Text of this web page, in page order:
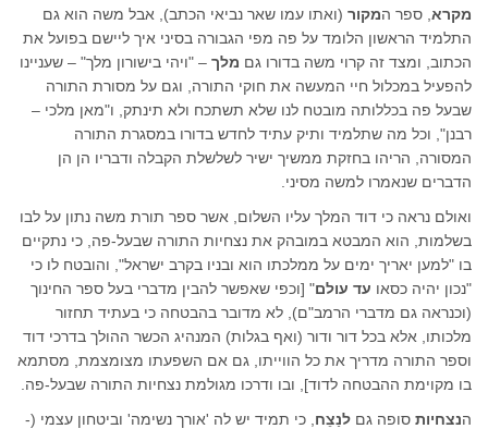
מקרא , ספר המקור (ואתו עמו שאר נביאי הכתב), אבל משה הוא גם
התלמיד הראשון הלומד על פה מפי הגבורה בסיני איך ליישם בפועל את
הכתוב, ומצד זה קרוי משה בדורו גם מלך – "ויהי בישורון מלך" – שעניינו
להפעיל במכלול חיי המעשה את חוקי התורה, וגם על מסורת התורה
שבעל פה בכללותה מובטח לנו שלא תשתכח ולא תינתק, ו"מאן מלכי –
רבנן", וכל מה שתלמיד ותיק עתיד לחדש בדורו במסגרת התורה
המסורה, הריהו בחזקת ממשיך ישיר לשלשלת הקבלה ודבריו הן הן
הדברים שנאמרו למשה מסיני.
ואולם נראה כי דוד המלך עליו השלום, אשר ספר תורת משה נתון על לבו
בשלמות, הוא המבטא במובהק את נצחיות התורה שבעל-פה, כי נתקיים
בו "למען יאריך ימים על ממלכתו הוא ובניו בקרב ישראל", והובטח לו כי
"נכון יהיה כסאו עד עולם" [וכפי שאפשר להבין מדברי בעל ספר החינוך
(וכנראה גם מדברי הרמב"ם), לא מדובר בהבטחה כי בעתיד תחזור
מלכותו, אלא בכל דור ודור (ואף בגלות) המנהיג הכשר ההולך בדרכי דוד
וספר התורה מדריך את כל הווייתו, גם אם השפעתו מצומצמת, מסתמא
בו מקוימת ההבטחה לדוד], ובו ודרכו מגולמת נצחיות התורה שבעל-פה.
הנצחיות סופה גם לנַצֵח , כי תמיד יש לה 'אורך נשימה' וביטחון עצמי (-